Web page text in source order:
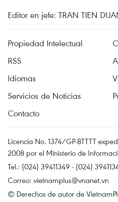
Editor en jefe: TRAN TIEN
Propiedad Intelectual
RSS
Idiomas
Servicios de Noticias
Contacto
Licencia No. 1374/GP-BTTTT
2008 por el Ministerio de
Tel.: (024) 39411349 - (024)
Correo: vietnamplus@vnanet.vn
© Derechos de autor de